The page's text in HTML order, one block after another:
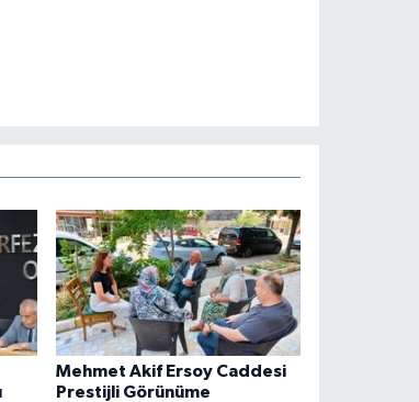
Mehmet Akif Ersoy Caddesi
Prestijli Görünüme